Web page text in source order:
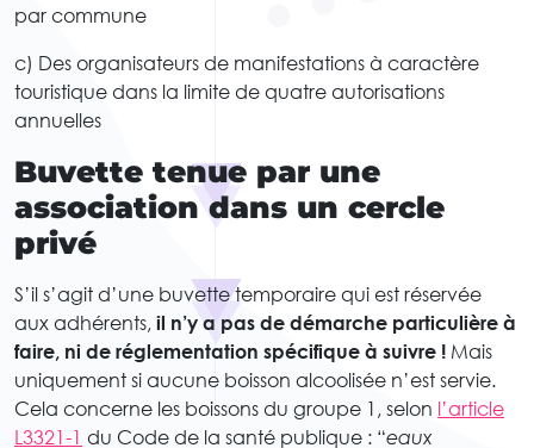
par commune
c) Des organisateurs de manifestations à caractère
touristique dans la limite de quatre autorisations
annuelles
Buvette tenue par une
association dans un cercle
privé
S’il s’agit d’une buvette temporaire qui est réservée
aux adhérents, il n’y a pas de démarche particulière à
faire, ni de réglementation spécifique à suivre ! Mais
uniquement si aucune boisson alcoolisée n’est servie.
Cela concerne les boissons du groupe 1, selon l’article
L3321-1 du Code de la santé publique : “eaux